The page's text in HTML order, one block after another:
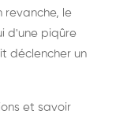
revanche, le
d'une piqûre
déclencher un
et savoir